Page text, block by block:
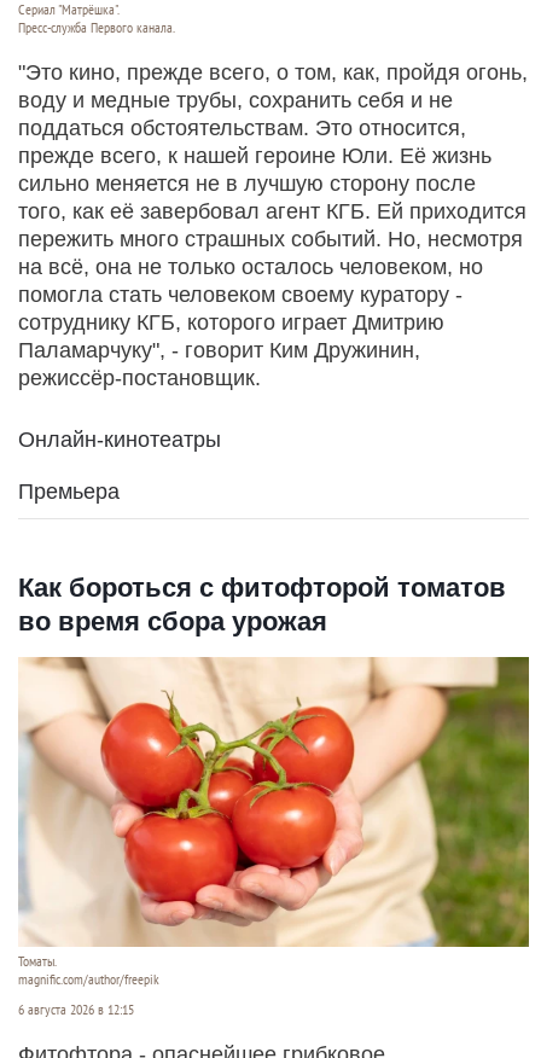
Сериал "Матрёшка".
Пресс-служба Первого канала.
"Это кино, прежде всего, о том, как, пройдя огонь,
воду и медные трубы, сохранить себя и не
поддаться обстоятельствам. Это относится,
прежде всего, к нашей героине Юли. Её жизнь
сильно меняется не в лучшую сторону после
того, как её завербовал агент КГБ. Ей приходится
пережить много страшных событий. Но, несмотря
на всё, она не только осталось человеком, но
помогла стать человеком своему куратору -
сотруднику КГБ, которого играет Дмитрию
Паламарчуку", - говорит Ким Дружинин,
режиссёр-постановщик.
Онлайн-кинотеатры
Премьера
Как бороться с фитофторой томатов
во время сбора урожая
Томаты.
magnific.com/author/freepik
6 августа 2026 в 12:15